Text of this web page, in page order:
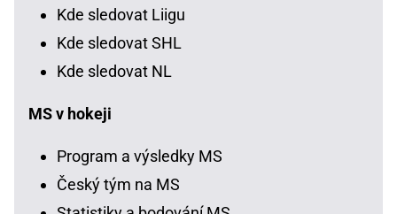
Kde sledovat Liigu
Kde sledovat SHL
Kde sledovat NL
MS v hokeji
Program a výsledky MS
Český tým na MS